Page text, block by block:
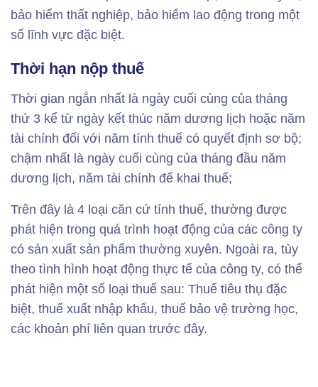
bảo hiểm thất nghiệp, bảo hiểm lao động trong một
số lĩnh vực đặc biệt.
Thời hạn nộp thuế
Thời gian ngắn nhất là ngày cuối cùng của tháng
thứ 3 kể từ ngày kết thúc năm dương lịch hoặc năm
tài chính đối với năm tính thuế có quyết định sơ bộ;
chậm nhất là ngày cuối cùng của tháng đầu năm
dương lịch, năm tài chính để khai thuế;
Trên đây là 4 loại căn cứ tính thuế, thường được
phát hiện trong quá trình hoạt động của các công ty
có sản xuất sản phẩm thường xuyên. Ngoài ra, tùy
theo tình hình hoạt động thực tế của công ty, có thể
phát hiện một số loại thuế sau: Thuế tiêu thụ đặc
biệt, thuế xuất nhập khẩu, thuế bảo vệ trường học,
các khoản phí liên quan trước đây.